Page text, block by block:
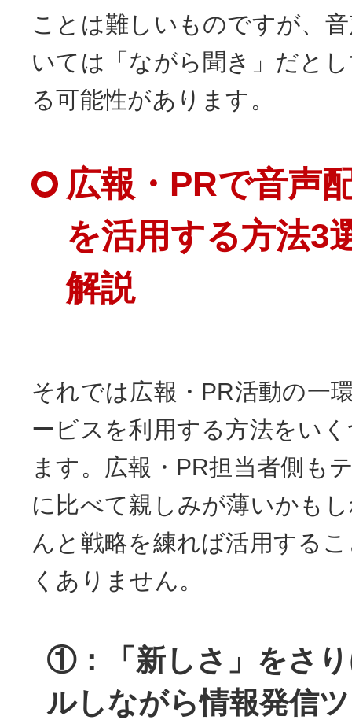
ことは難しいものですが、
いては「ながら聞き」だと
る可能性があります。
広報・PRで音声
を活用する方法3
解説
それでは広報・PR活動の一
ービスを利用する方法をい
ます。広報・PR担当者側も
に比べて親しみが薄いかも
んと戦略を練れば活用する
くありません。
①：「新しさ」をさ
ルしながら情報発信